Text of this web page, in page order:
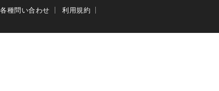
各種問い合わせ
利用規約